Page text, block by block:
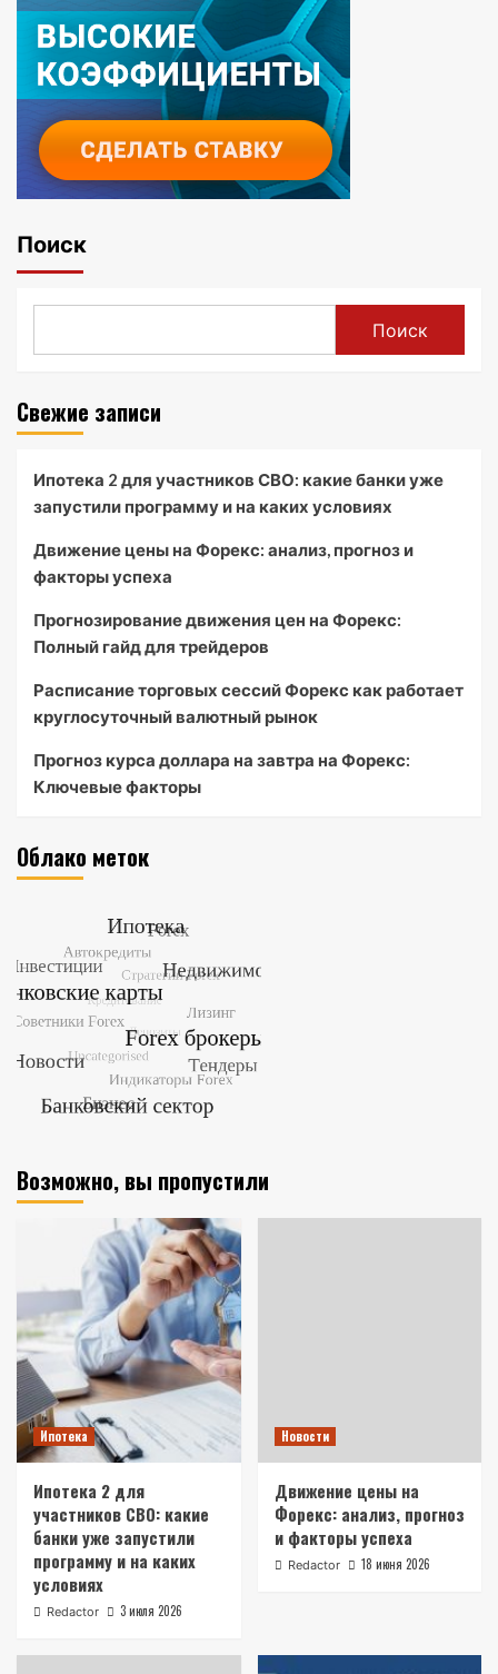
Поиск
Поиск
Свежие записи
Ипотека 2 для участников СВО: какие банки уже
запустили программу и на каких условиях
Движение цены на Форекс: анализ, прогноз и
факторы успеха
Прогнозирование движения цен на Форекс:
Полный гайд для трейдеров
Расписание торговых сессий Форекс как работает
круглосуточный валютный рынок
Прогноз курса доллара на завтра на Форекс:
Ключевые факторы
Облако меток
Возможно, вы пропустили
Ипотека
Ипотека 2 для
участников СВО: какие
банки уже запустили
программу и на каких
условиях
Redactor 3 июля 2026
Новости
Движение цены на
Форекс: анализ, прогноз
и факторы успеха
Redactor 18 июня 2026